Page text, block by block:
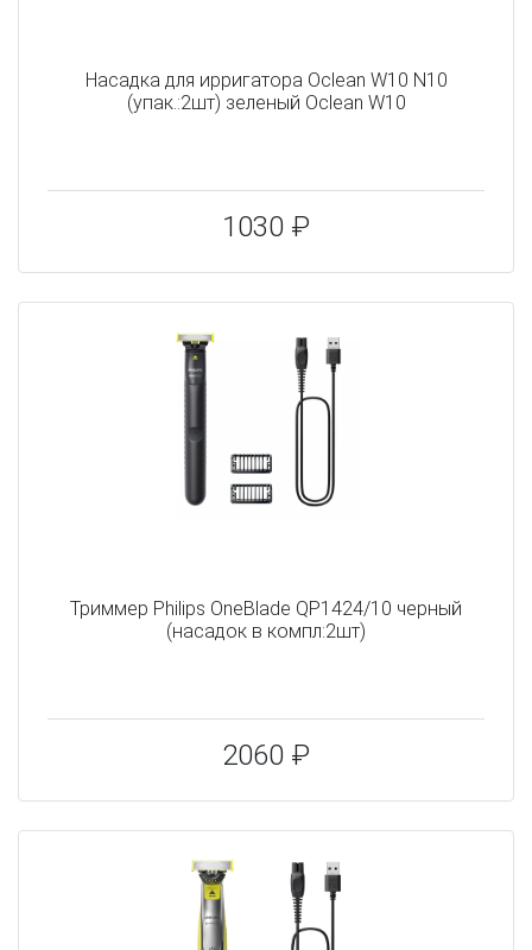
Насадка для ирригатора Oclean W10 N10
(упак.:2шт) зеленый Oclean W10
1030 ₽
Триммер Philips OneBlade QP1424/10 черный
(насадок в компл:2шт)
2060 ₽